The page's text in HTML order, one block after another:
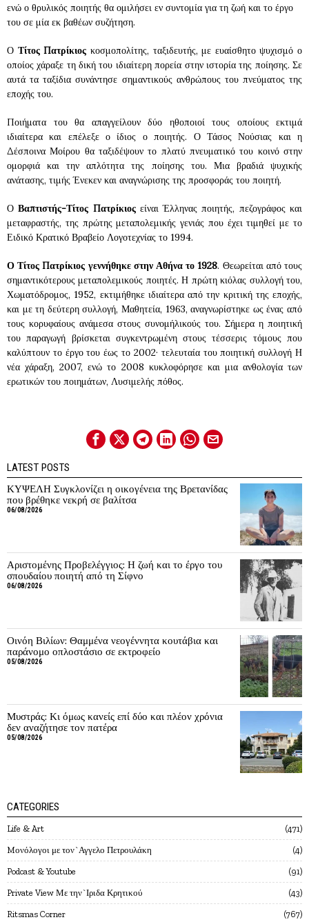
ενώ ο θρυλικός ποιητής θα ομιλήσει εν συντομία για τη ζωή και το έργο
του σε μία εκ βαθέων συζήτηση.
Ο Τίτος Πατρίκιος κοσμοπολίτης, ταξιδευτής, με ευαίσθητο ψυχισμό ο
οποίος χάραξε τη δική του ιδιαίτερη πορεία στην ιστορία της ποίησης. Σε
αυτά τα ταξίδια συνάντησε σημαντικούς ανθρώπους του πνεύματος της
εποχής του.
Ποιήματα του θα απαγγείλουν δύο ηθοποιοί τους οποίους εκτιμά
ιδιαίτερα και επέλεξε ο ίδιος ο ποιητής. Ο Τάσος Νούσιας και η
Δέσποινα Μοίρου θα ταξιδέψουν το πλατύ πνευματικό του κοινό στην
ομορφιά και την απλότητα της ποίησης του. Μια βραδιά ψυχικής
ανάτασης, τιμής Ένεκεν και αναγνώρισης της προσφοράς του ποιητή.
Ο Βαπτιστής-Τίτος Πατρίκιοςείναι Έλληνας ποιητής, πεζογράφος και
μεταφραστής, της πρώτης μεταπολεμικής γενιάς που έχει τιμηθεί με το
Ειδικό Κρατικό Βραβείο Λογοτεχνίας το 1994.
Ο Τίτος Πατρίκιος γεννήθηκε στην Αθήνα το 1928. Θεωρείται από τους
σημαντικότερους μεταπολεμικούς ποιητές. Η πρώτη κιόλας συλλογή του,
Χωματόδρομος, 1952, εκτιμήθηκε ιδιαίτερα από την κριτική της εποχής,
και με τη δεύτερη συλλογή, Μαθητεία, 1963, αναγνωρίστηκε ως ένας από
τους κορυφαίους ανάμεσα στους συνομήλικούς του. Σήμερα η ποιητική
του παραγωγή βρίσκεται συγκεντρωμένη στους τέσσερις τόμους που
καλύπτουν το έργο του έως το 2002· τελευταία του ποιητική συλλογή Η
νέα χάραξη, 2007, ενώ το 2008 κυκλοφόρησε και μια ανθολογία των
ερωτικών του ποιημάτων, Λυσιμελής πόθος.
LATEST POSTS
ΚΥΨΕΛΗ Συγκλονίζει η οικογένεια της Βρετανίδας
που βρέθηκε νεκρή σε βαλίτσα
06/08/2026
Αριστομένης Προβελέγγιος: Η ζωή και το έργο του
σπουδαίου ποιητή από τη Σίφνο
06/08/2026
Οινόη Βιλίων: Θαμμένα νεογέννητα κουτάβια και
παράνομο οπλοστάσιο σε εκτροφείο
05/08/2026
Μυστράς: Κι όμως κανείς επί δύο και πλέον χρόνια
δεν αναζήτησε τον πατέρα
05/08/2026
CATEGORIES
Life & Art 471
Mονόλογοι με τον`Αγγελο Πετρουλάκη 4
Podcast & Youtube 91
Private View Με την`Ιριδα Κρητικού 43
Ritsmas Corner 767